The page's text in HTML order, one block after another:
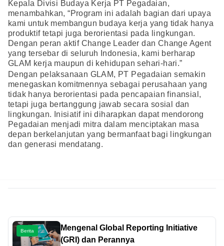
Kepala Divisi Budaya Kerja PT Pegadaian,
menambahkan, “Program ini adalah bagian dari upaya
kami untuk membangun budaya kerja yang tidak hanya
produktif tetapi juga berorientasi pada lingkungan.
Dengan peran aktif Change Leader dan Change Agent
yang tersebar di seluruh Indonesia, kami berharap
GLAM kerja maupun di kehidupan sehari-hari.”
Dengan pelaksanaan GLAM, PT Pegadaian semakin
menegaskan komitmennya sebagai perusahaan yang
tidak hanya berorientasi pada pencapaian finansial,
tetapi juga bertanggung jawab secara sosial dan
lingkungan. Inisiatif ini diharapkan dapat mendorong
Pegadaian menjadi mitra dalam menciptakan masa
depan berkelanjutan yang bermanfaat bagi lingkungan
dan generasi mendatang.
Berita
Mengenal Global Reporting Initiative
(GRI) dan Perannya